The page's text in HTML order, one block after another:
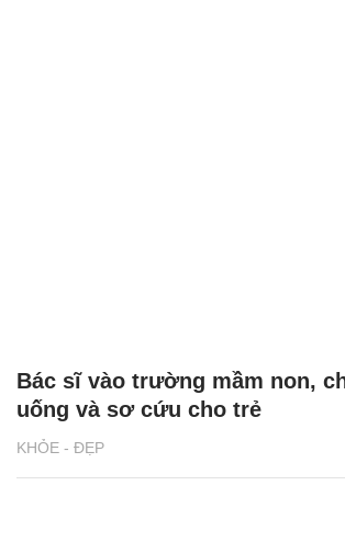
KHỎE - ĐẸP
Bác sĩ vào trường mầm non,
uống và sơ cứu cho trẻ